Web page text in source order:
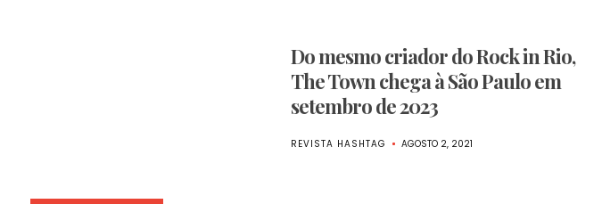
Do mesmo criador do Rock in Rio,
The Town chega à São Paulo em
setembro de 2023
REVISTA HASHTAG AGOSTO 2, 2021